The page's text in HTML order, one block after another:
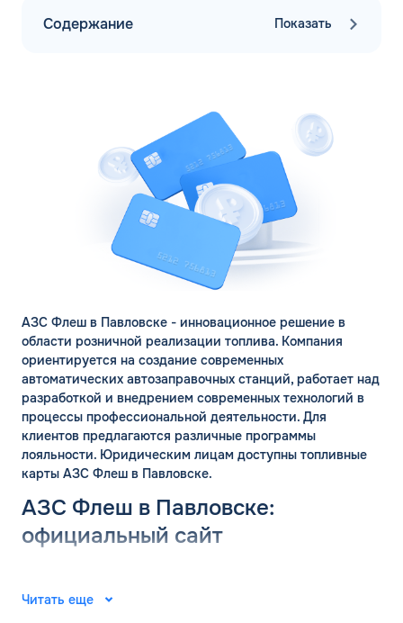
Содержание Показать
АЗС Флеш в Павловске - инновационное решение в
области розничной реализации топлива. Компания
ориентируется на создание современных
автоматических автозаправочных станций, работает над
разработкой и внедрением современных технологий в
процессы профессиональной деятельности. Для
клиентов предлагаются различные программы
лояльности. Юридическим лицам доступны топливные
карты АЗС Флеш в Павловске.
АЗС Флеш в Павловске:
официальный сайт
2008 году. Специалисты разработали и внедрили
автоматические автозаправочные станции на
Читать еще
ЗАКАЗАТЬ
ОБРАТНЫЙ ЗВОНОК
Телефон*
Email*
Комментарий
ЗАВТРА
Мы свяжемся с Вами в ближайшее
рабочее время: пн-пт с 9:00 до 18:00
по МСК
ОК